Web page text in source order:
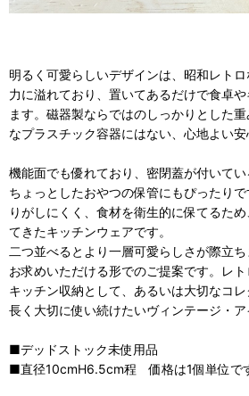
明るく可愛らしいデザインは、昭和レト
力に溢れており、置いてあるだけで食卓
ます。磁器製ならではのしっかりとした
なプラスチック容器にはない、心地よい安
機能面でも優れており、密閉蓋が付いて
ちょっとしたおやつの保管にもぴったり
りがしにくく、食材を衛生的に保てるた
てきたキッチンウェアです。
二つ並べるとより一層可愛らしさが際立
お求めいただける形でのご提案です。レ
キッチン収納として、あるいは大切なコレ
長く大切に使い続けたいヴィンテージ・ア
■デッドストック未使用品
■直径10cmH6.5cm程 価格は1個単位で